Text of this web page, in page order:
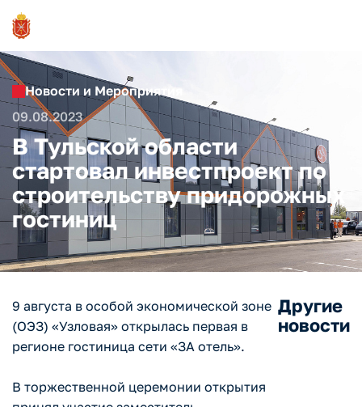
Новости и Мероприятия
09.08.2023
В Тульской области
стартовал инвестпроект по
строительству придорожных
гостиниц
9 августа в особой экономической зоне
(ОЭЗ) «Узловая» открылась первая в
регионе гостиница сети «ЗА отель».
В торжественной церемонии открытия
Другие
новости